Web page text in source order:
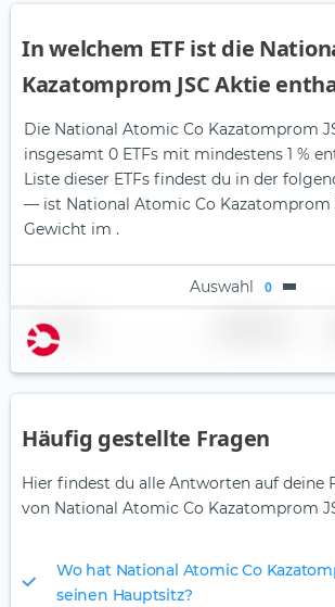
In welchem ETF ist die
Kazatomprom JSC Aktie
Die National Atomic Co Kazatomprom
insgesamt 0 ETFs mit mindestens 1 %
Liste dieser ETFs findest du in der
— ist National Atomic Co Kazatomprom
Gewicht im .
Auswahl 0
Name
Häufig gestellte Fragen
Hier findest du alle Antworten auf deine
von National Atomic Co Kazatomprom
Wo hat National Atomic Co
seinen Hauptsitz?